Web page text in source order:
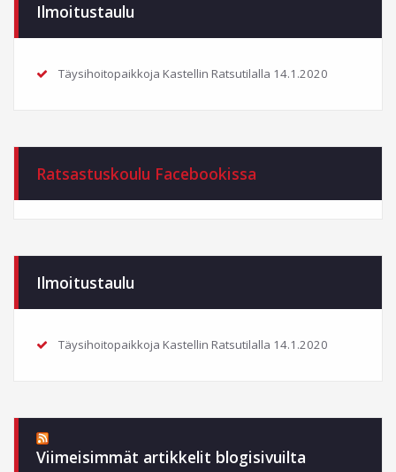
Ilmoitustaulu
Täysihoitopaikkoja Kastellin Ratsutilalla 14.1.2020
Ratsastuskoulu Facebookissa
Ilmoitustaulu
Täysihoitopaikkoja Kastellin Ratsutilalla 14.1.2020
Viimeisimmät artikkelit blogisivuilta